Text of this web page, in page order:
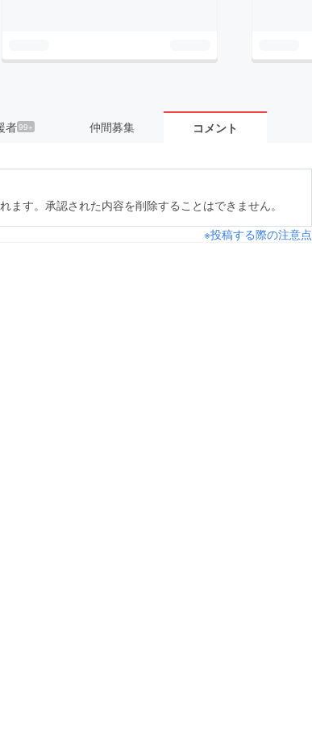
者99+ 仲間募集 コメント
ます。承認された内容を削除することはできません。
※投稿する際の注意点